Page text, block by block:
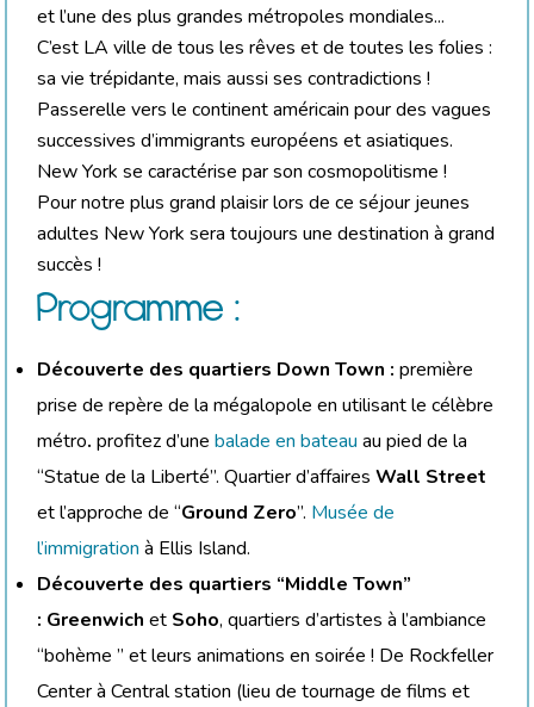
et l’une des plus grandes métropoles mondiales...
C’est LA ville de tous les rêves et de toutes les folies :
sa vie trépidante, mais aussi ses contradictions !
Passerelle vers le continent américain pour des vagues
successives d’immigrants européens et asiatiques.
New York se caractérise par son cosmopolitisme !
Pour notre plus grand plaisir lors de ce séjour jeunes
adultes New York sera toujours une destination à grand
succès !
Programme :
Découverte des quartiers Down Town : première
prise de repère de la mégalopole en utilisant le célèbre
métro. profitez d’une balade en bateau au pied de la
“Statue de la Liberté”. Quartier d’affaires Wall Street
et l’approche de “Ground Zero”. Musée de
l’immigration à Ellis Island.
Découverte des quartiers “Middle Town”
: Greenwich et Soho, quartiers d’artistes à l’ambiance
“bohème ” et leurs animations en soirée ! De Rockfeller
Center à Central station (lieu de tournage de films et